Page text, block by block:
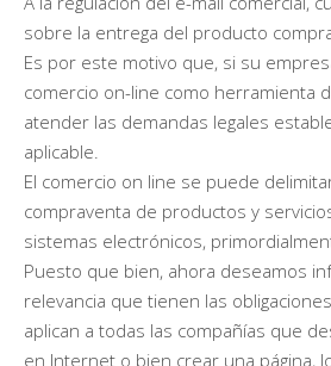
sobre la entrega del producto
Es por este motivo que, si su
comercio on-line como herramienta
atender las demandas legales
aplicable.
El comercio on line se puede
compraventa de productos y
sistemas electrónicos,
Puesto que bien, ahora deseamos
relevancia que tienen las
aplican a todas las compañías que
en Internet o bien crear una página,